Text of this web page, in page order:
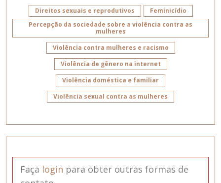
Direitos sexuais e reprodutivos
Feminicídio
Percepção da sociedade sobre a violência contra as
mulheres
Violência contra mulheres e racismo
Violência de gênero na internet
Violência doméstica e familiar
Violência sexual contra as mulheres
Faça login para obter outras formas de